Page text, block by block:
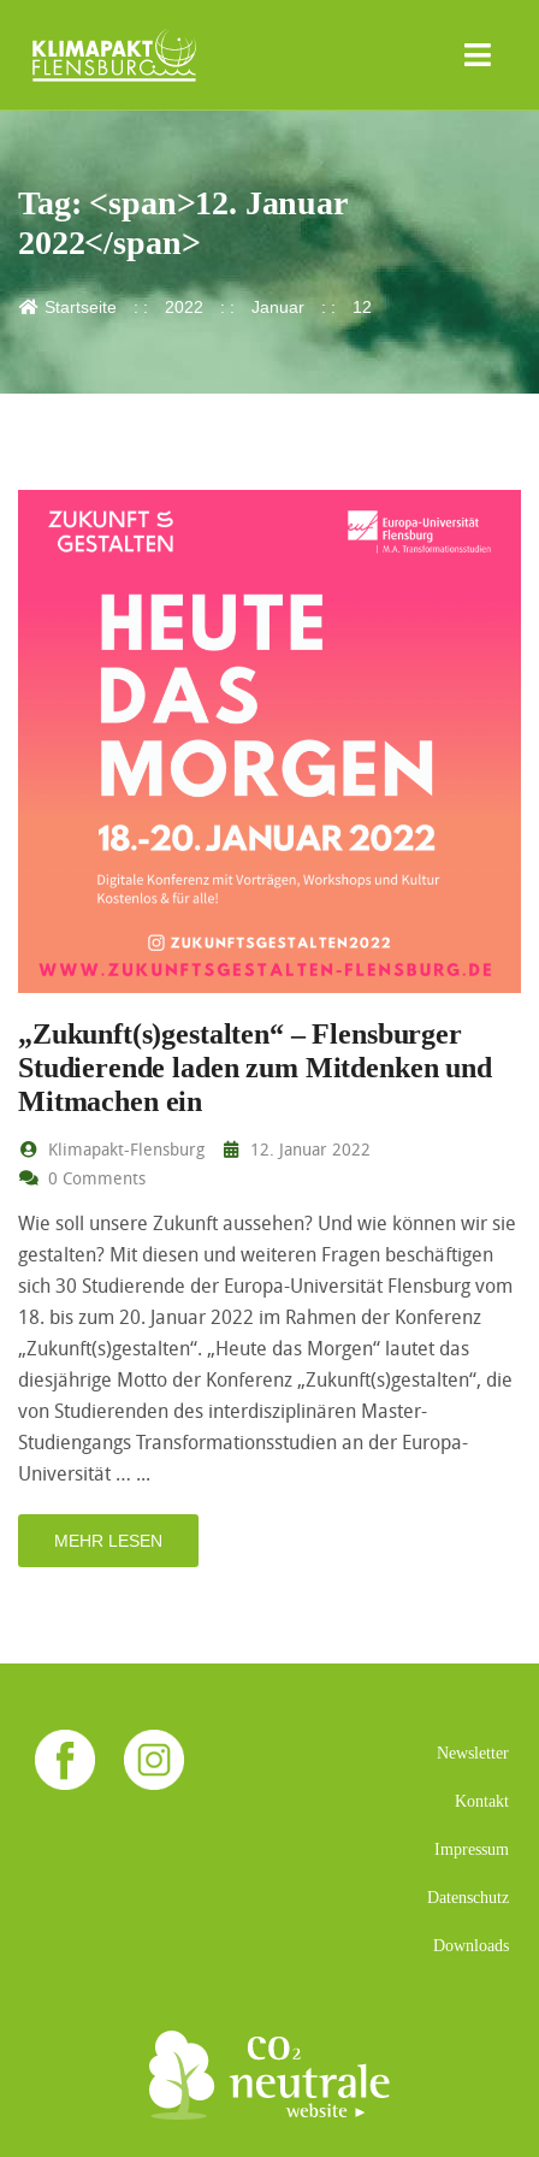
Tag: <span>12. Januar
2022</span>
Startseite 2022 Januar 12
„Zukunft(s)gestalten“ – Flensburger
Studierende laden zum Mitdenken und
Mitmachen ein
Klimapakt-Flensburg
12. Januar 2022
0 Comments
Wie soll unsere Zukunft aussehen? Und wie können wir sie
gestalten? Mit diesen und weiteren Fragen beschäftigen
sich 30 Studierende der Europa-Universität Flensburg vom
18. bis zum 20. Januar 2022 im Rahmen der Konferenz
„Zukunft(s)gestalten“. „Heute das Morgen“ lautet das
diesjährige Motto der Konferenz „Zukunft(s)gestalten“, die
von Studierenden des interdisziplinären Master-
Studiengangs Transformationsstudien an der Europa-
Universität …
MEHR LESEN
Newsletter
Kontakt
Impressum
Datenschutz
Downloads